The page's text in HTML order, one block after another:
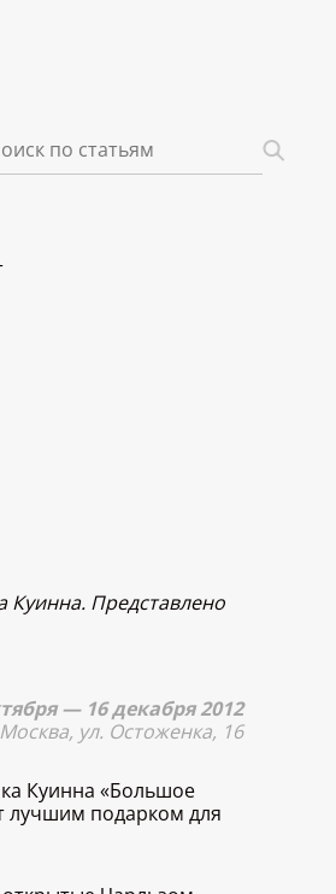
Куинна. Представлено
— 16 декабря 2012
Москва, ул. Остоженка, 16
Куинна «Большое
лучшим подарком для